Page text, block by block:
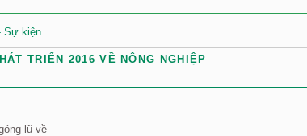
Sự kiện
TRIỂN 2016 VỀ NÔNG NGHIỆP
lũ về